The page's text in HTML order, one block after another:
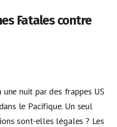
Fatales contre
nuit par des frappes US
le Pacifique. Un seul
sont-elles légales ? Les